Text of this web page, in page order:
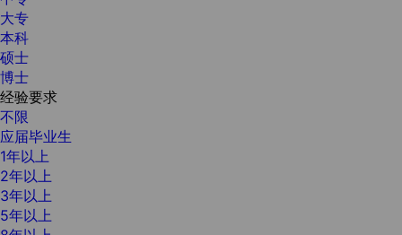
大专
本科
硕士
博士
经验要求
不限
应届毕业生
1年以上
2年以上
3年以上
5年以上